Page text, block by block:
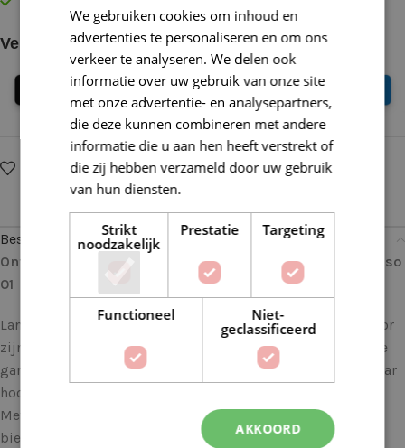
Veilig online betalen
Op verlanglijstje Delen:
Beschrijving
Ontdek de Unieke Elegantie van deze Lana Grossa Picasso
01
Lana Grossa Picasso is een garen dat zich onderscheidt door
zijn luxe uitstraling en unieke samenstelling. Dit prachtige
garen is een perfecte keuze voor iedereen die op zoek is naar
hoogwaardige materialen voor hun brei- en haakprojecten.
Met zijn speciale mix van vezels en verfijnde kleurenpalet
biedt Lana Grossa Picasso ongeëvenaarde mogelijkheden
We gebruiken cookies om inhoud en
advertenties te personaliseren en om ons
verkeer te analyseren. We delen ook
informatie over uw gebruik van onze site
met onze advertentie- en analysepartners,
die deze kunnen combineren met andere
informatie die u aan hen heeft verstrekt of
die zij hebben verzameld door uw gebruik
van hun diensten.
Strikt
noodzakelijk
Prestatie Targeting
Functioneel
Niet-
geclassificeerd
AKKOORD